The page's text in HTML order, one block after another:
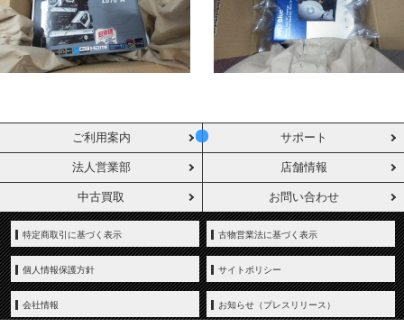
ご利用案内 サポート
法人営業部 店舗情報
中古買取 お問い合わせ
特定商取引に基づく表示 古物営業法に基づく表示
個人情報保護方針 サイトポリシー
会社情報 お知らせ（プレスリリース）